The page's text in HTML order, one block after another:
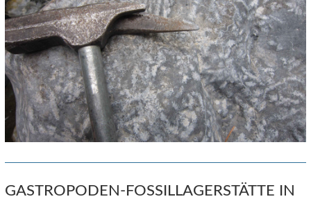
GASTROPODEN-FOSSILLAGERSTÄTTE IN